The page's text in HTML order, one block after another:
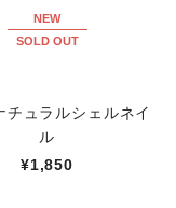
NEW
SOLD OUT
チュラルシェルネイ
ル
¥1,850